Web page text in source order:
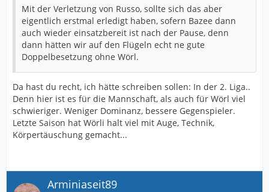
Mit der Verletzung von Russo, sollte sich das aber
eigentlich erstmal erledigt haben, sofern Bazee dann
auch wieder einsatzbereit ist nach der Pause, denn
dann hätten wir auf den Flügeln echt ne gute
Doppelbesetzung ohne Wörl.
Da hast du recht, ich hätte schreiben sollen: In der 2. Liga..
Denn hier ist es für die Mannschaft, als auch für Wörl viel
schwieriger. Weniger Dominanz, bessere Gegenspieler.
Letzte Saison hat Wörli halt viel mit Auge, Technik,
Körpertäuschung gemacht...
Arminiaseit89